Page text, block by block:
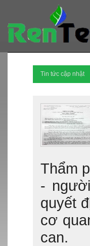
Tin tức cập nhật
Thẩm
-
quyết
cơ
can.